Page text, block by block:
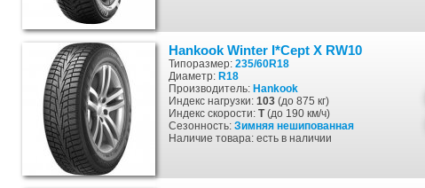
Hankook Winter I*Cept X RW10
Типоразмер: 235/60R18
Диаметр: R18
Производитель: Hankook
Индекс нагрузки: 103 (до 875 кг)
Индекс скорости: T(до 190 км/ч)
Сезонность: Зимняя нешипованная
Наличие товара: есть в наличии